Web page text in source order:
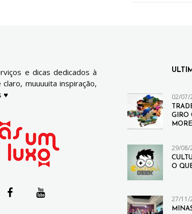
e dicas dedicados à
muuuuita inspiração,
♥
02/07/
GIRO
29/08/
O
27/11/